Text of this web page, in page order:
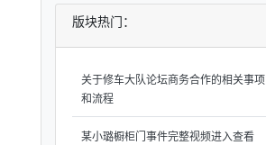
版块热门：
关于修车大队论坛商务合作的相关事项
和流程
某小璐橱柜门事件完整视频进入查看